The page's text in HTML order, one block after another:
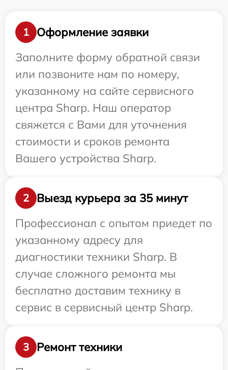
1
Оформление заявки
Заполните форму обратной связи
или позвоните нам по номеру,
указанному на сайте сервисного
центра Sharp. Наш оператор
свяжется с Вами для уточнения
стоимости и сроков ремонта
Вашего устройства Sharp.
2
Выезд курьера за 35 минут
Профессионал с опытом приедет по
указанному адресу для
диагностики техники Sharp. В
случае сложного ремонта мы
бесплатно доставим технику в
сервис в сервисный центр Sharp.
3
Ремонт техники